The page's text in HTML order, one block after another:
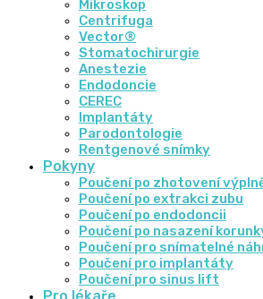
Mikroskop
Centrifuga
Vector®
Stomatochirurgie
Anestezie
Endodoncie
CEREC
Implantáty
Parodontologie
Rentgenové snímky
Pokyny
Poučení po zhotovení
Poučení po extrakci zubu
Poučení po endodoncii
Poučení po nasazení
Poučení pro snímatelné
Poučení pro implantáty
Poučení pro sinus lift